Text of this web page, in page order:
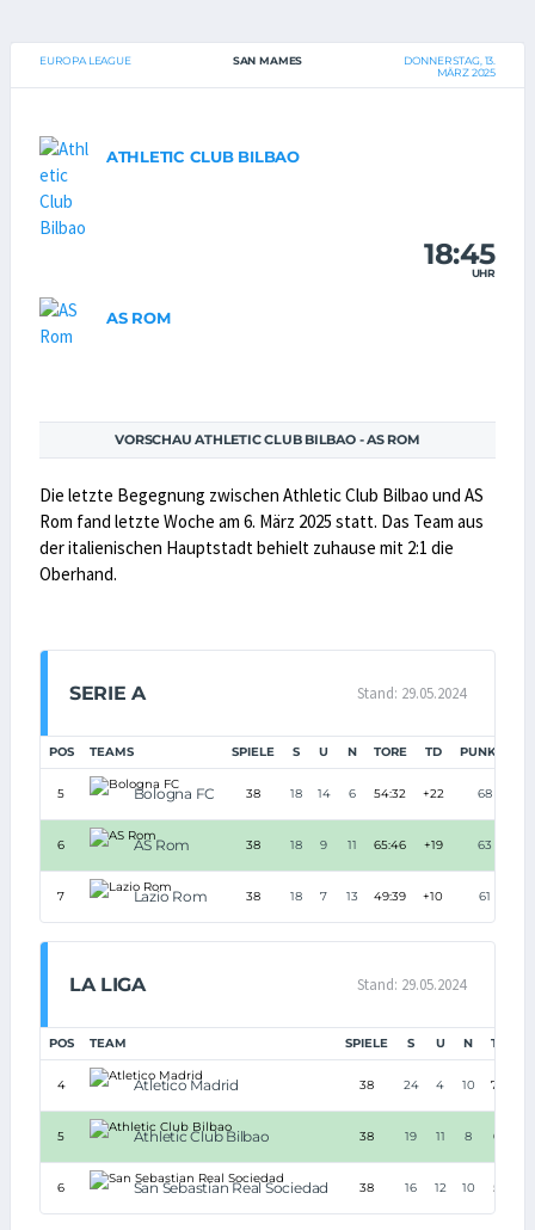
EUROPA LEAGUE SAN MAMES
DONNERSTAG, 13.
MÄRZ 2025
ATHLETIC CLUB BILBAO
18:45
UHR
AS ROM
VORSCHAU ATHLETIC CLUB BILBAO - AS ROM
Die letzte Begegnung zwischen Athletic Club Bilbao und AS
Rom fand letzte Woche am 6. März 2025 statt. Das Team aus
der italienischen Hauptstadt behielt zuhause mit 2:1 die
Oberhand.
SERIE A Stand: 29.05.2024
POS TEAMS SPIELE S U N TORE TD PUNKTE
5 Bologna FC 38 18 14 6 54:32 +22 68
6 AS Rom 38 18 9 11 65:46 +19 63
7 Lazio Rom 38 18 7 13 49:39 +10 61
LA LIGA Stand: 29.05.2024
POS TEAM SPIELE S U N TORE
4 Atletico Madrid 38 24 4 10 70:43
5 Athletic Club Bilbao 38 19 11 8 61:37
6 San Sebastian Real Sociedad 38 16 12 10 51:39